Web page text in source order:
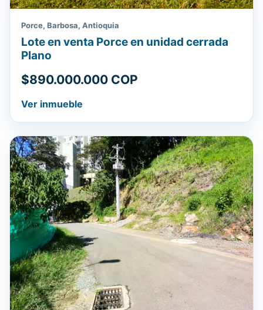
Porce, Barbosa, Antioquia
Lote en venta Porce en unidad cerrada
Plano
$890.000.000 COP
Ver inmueble